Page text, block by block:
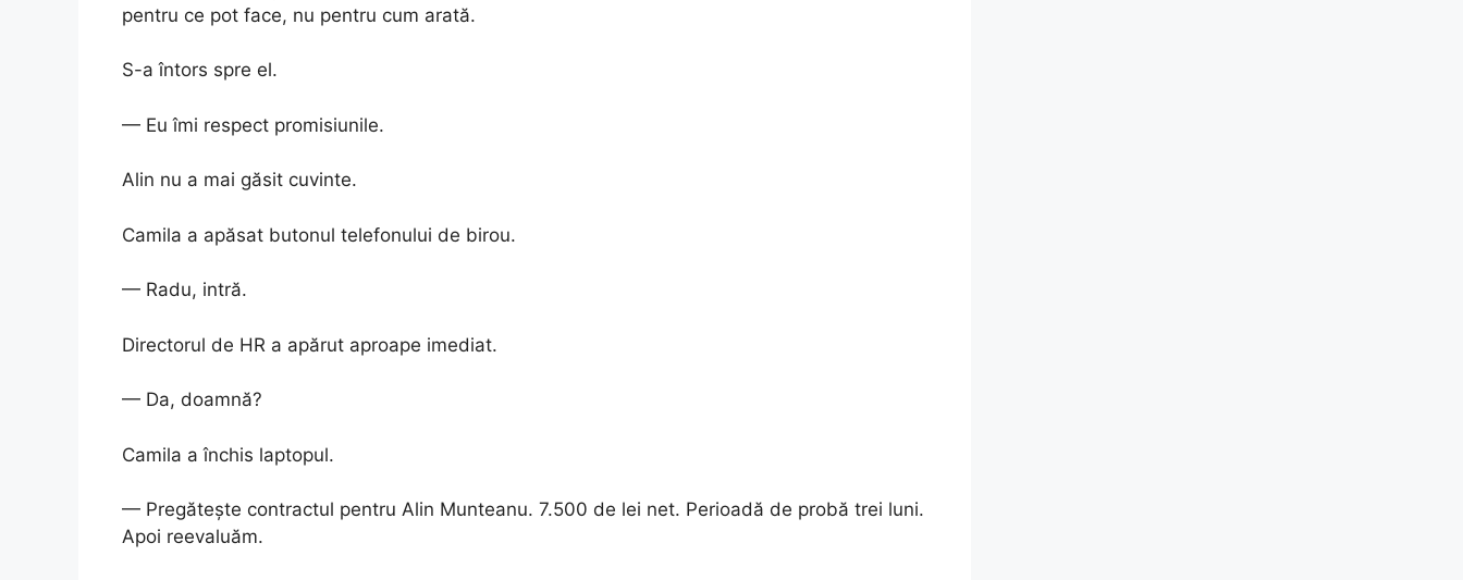
pentru ce pot face, nu pentru cum arată.
S-a întors spre el.
— Eu îmi respect promisiunile.
Alin nu a mai găsit cuvinte.
Camila a apăsat butonul telefonului de birou.
— Radu, intră.
Directorul de HR a apărut aproape imediat.
— Da, doamnă?
Camila a închis laptopul.
— Pregătește contractul pentru Alin Munteanu. 7.500 de lei net. Perioadă de probă trei luni.
Apoi reevaluăm.